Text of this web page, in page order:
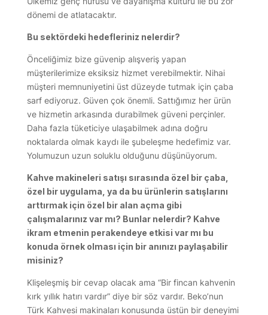
dönemi de atlatacaktır.
Bu sektördeki hedefleriniz nelerdir?
Önceliğimiz bize güvenip alışveriş yapan
müşterilerimize eksiksiz hizmet verebilmektir. Nihai
müşteri memnuniyetini üst düzeyde tutmak için çaba
sarf ediyoruz. Güven çok önemli. Sattığımız her ürün
ve hizmetin arkasında durabilmek güveni perçinler.
Daha fazla tüketiciye ulaşabilmek adına doğru
noktalarda olmak kaydı ile şubeleşme hedefimiz var.
Yolumuzun uzun soluklu olduğunu düşünüyorum.
Kahve makineleri satışı sırasında özel bir çaba,
özel bir uygulama, ya da bu ürünlerin satışlarını
arttırmak için özel bir alan açma gibi
çalışmalarınız var mı? Bunlar nelerdir? Kahve
ikram etmenin perakendeye etkisi var mı bu
konuda örnek olması için bir anınızı paylaşabilir
misiniz?
Klişeleşmiş bir cevap olacak ama “Bir fincan kahvenin
kırk yıllık hatırı vardır” diye bir söz vardır. Beko’nun
Türk Kahvesi makinaları konusunda üstün bir deneyimi